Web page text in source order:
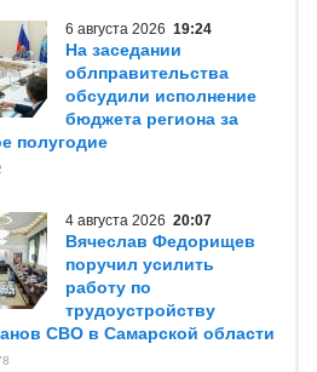
6 августа 2026 19:24
На заседании
облправительства
обсудили исполнение
бюджета региона за
полугодие
4 августа 2026 20:07
Вячеслав Федорищев
поручил усилить
работу по
трудоустройству
СВО в Самарской области